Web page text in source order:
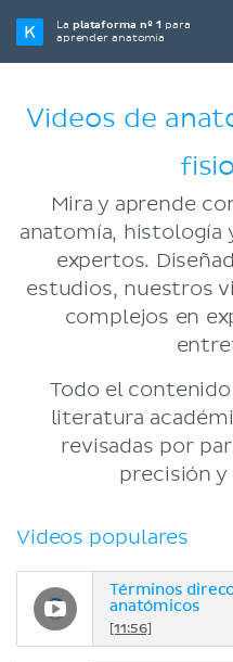
Laplataforma nº 1 para
aprender anatomía
Videos de
Mira y aprende
anatomía, histología
expertos.
estudios, nuestros
complejos en
Todo el
literatura
revisadas por
precisión
Videos populares
Términos
anatómicos
[11:56]